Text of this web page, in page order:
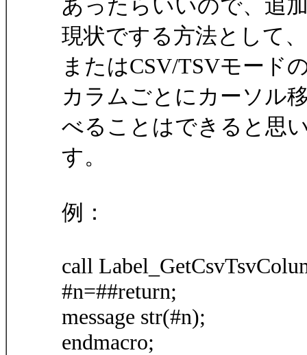
あったらいいので、追
現状でする方法として
またはCSV/TSVモード
カラムごとにカーソル
べることはできると思
す。
例：
call
#n=##return;
message str(#n);
endmacro;